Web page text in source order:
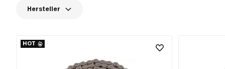
Hersteller
HOT